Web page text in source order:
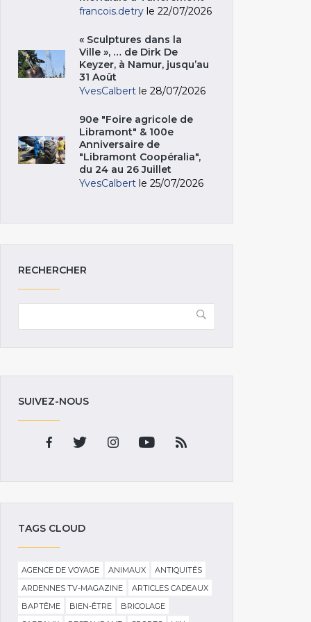
francois.detry le 22/07/2026
« Sculptures dans la
Ville », … de Dirk De
Keyzer, à Namur, jusqu’au
31 Août
YvesCalbert le 28/07/2026
90e "Foire agricole de
Libramont" & 100e
Anniversaire de
"Libramont Coopéralia",
du 24 au 26 Juillet
YvesCalbert le 25/07/2026
RECHERCHER
SUIVEZ-NOUS
TAGS CLOUD
AGENCE DE VOYAGE ANIMAUX
ANTIQUITÉS
ARDENNES TV-MAGAZINE
ARTICLES CADEAUX
BAPTÊME
BIEN-ÊTRE
BRICOLAGE